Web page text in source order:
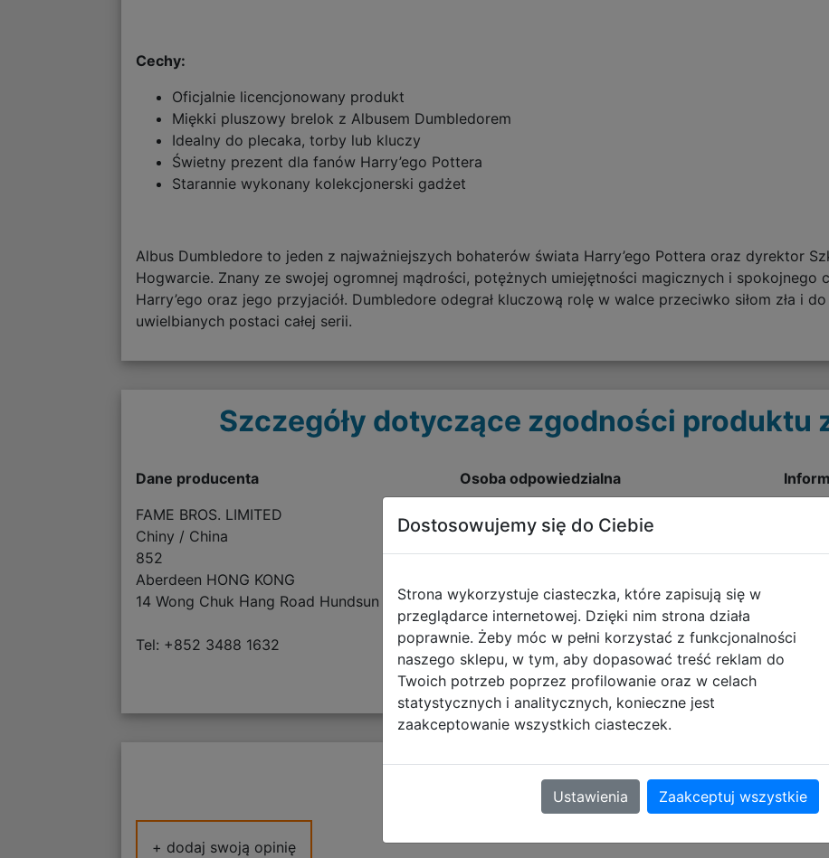
Cechy:
Oficjalnie licencjonowany produkt
Miękki pluszowy brelok z Albusem Dumbledorem
Idealny do plecaka, torby lub kluczy
Świetny prezent dla fanów Harry’ego Pottera
Starannie wykonany kolekcjonerski gadżet
Albus Dumbledore to jeden z najważniejszych bohaterów świata Harry’ego Pottera oraz dyrektor
Hogwarcie. Znany ze swojej ogromnej mądrości, potężnych umiejętności magicznych i spokojnego
Harry’ego oraz jego przyjaciół. Dumbledore odegrał kluczową rolę w walce przeciwko siłom zła i
uwielbianych postaci całej serii.
Szczegóły dotyczące zgodności produktu
Dane producenta
FAME BROS. LIMITED
Chiny / China
852
Aberdeen HONG KONG
14 Wong Chuk Hang Road Hundsun 15/F
Tel: +852 3488 1632
Osoba odpowiedzialna
BRANDECISION SARL
Francja / France
93300
70 avenue Victor Hugo
enquiry@cinereplicas.com
Opinie o produkcie
+ dodaj swoją opinię
Dostosowujemy się do Ciebie
Strona wykorzystuje ciasteczka, które zapisują się w
przeglądarce internetowej. Dzięki nim strona działa
poprawnie. Żeby móc w pełni korzystać z funkcjonalności
naszego sklepu, w tym, aby dopasować treść reklam do
Twoich potrzeb poprzez profilowanie oraz w celach
statystycznych i analitycznych, konieczne jest
zaakceptowanie wszystkich ciasteczek.
Ustawienia Zaakceptuj wszystkie